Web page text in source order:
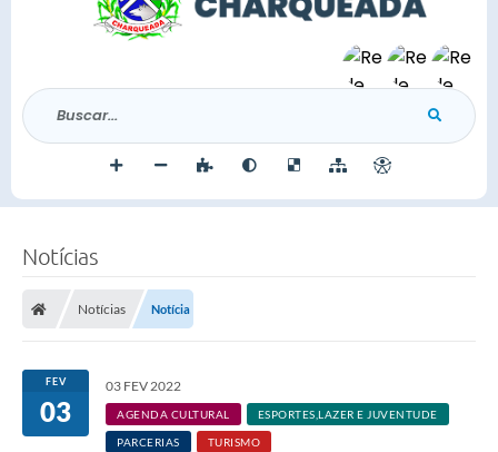
Buscar...
Notícias
Notícias Notícia
FEV
03
03 FEV 2022
AGENDA CULTURAL ESPORTES,LAZER E JUVENTUDE
PARCERIAS TURISMO